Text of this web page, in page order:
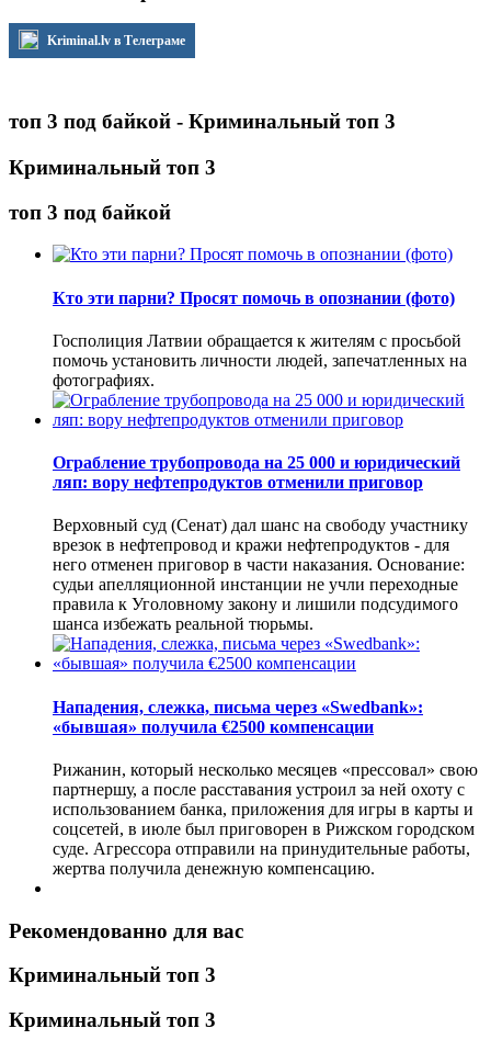
Kriminal.lv в Телеграме
топ 3 под байкой - Криминальный топ 3
Криминальный топ 3
топ 3 под байкой
Кто эти парни? Просят помочь в опознании (фото)
Госполиция Латвии обращается к жителям с просьбой
помочь установить личности людей, запечатленных на
фотографиях.
Ограбление трубопровода на 25 000 и юридический
ляп: вору нефтепродуктов отменили приговор
Верховный суд (Сенат) дал шанс на свободу участнику
врезок в нефтепровод и кражи нефтепродуктов - для
него отменен приговор в части наказания. Основание:
судьи апелляционной инстанции не учли переходные
правила к Уголовному закону и лишили подсудимого
шанса избежать реальной тюрьмы.
Нападения, слежка, письма через «Swedbank»:
«бывшая» получила €2500 компенсации
Рижанин, который несколько месяцев «прессовал» свою
партнершу, а после расставания устроил за ней охоту с
использованием банка, приложения для игры в карты и
соцсетей, в июле был приговорен в Рижском городском
суде. Агрессора отправили на принудительные работы,
жертва получила денежную компенсацию.
Рекомендованно для вас
Криминальный топ 3
Криминальный топ 3